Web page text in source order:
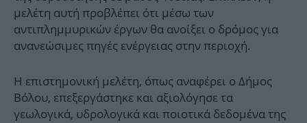
μελέτη αυτή προβλέπει ότι μέσω των
αντιπλημμυρικών έργων θα ανοίξει ο δρόμος για
ανανεώσιμες πηγές ενέργειας στην περιοχή.
Η επιστημονική μελέτη, όπως αναφέρει ο Δήμος
Βόλου, επεξεργάστηκε και αξιολόγησε τα
γεωλογικά, υδρολογικά και ποιοτικά δεδομένα της